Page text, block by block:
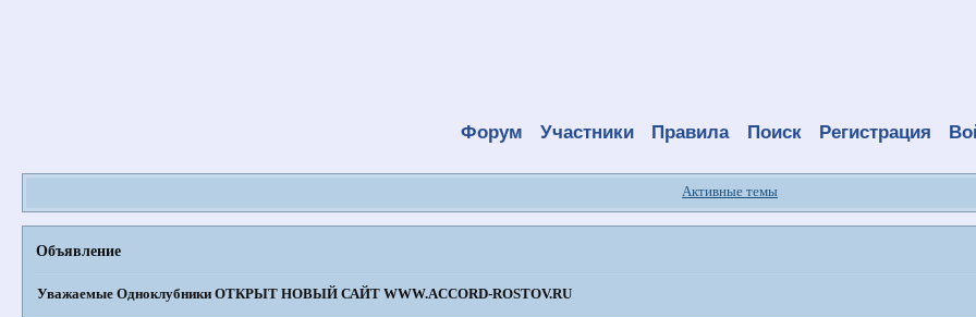
Форум Участники Правила Поиск Регистрация
Активные темы
Объявление
Уважаемые Одноклубники ОТКРЫТ НОВЫЙ САЙТ WWW.ACCORD-ROSTOV.RU